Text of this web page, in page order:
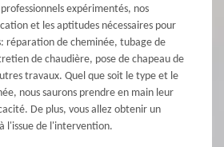
expérimentés, nos
et les aptitudes nécessaires pour
réparation de cheminée, tubage de
de chaudière, pose de chapeau de
travaux. Quel que soit le type et le
nous saurons prendre en main leur
De plus, vous allez obtenir un
l'issue de l'intervention.